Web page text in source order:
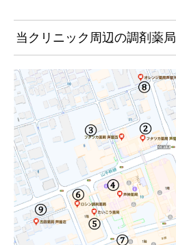
当クリニック周辺の調剤薬局